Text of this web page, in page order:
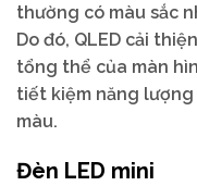
thường có màu sắc
Do đó, QLED cải
tổng thể của màn
tiết kiệm năng
màu.
Đèn LED mini